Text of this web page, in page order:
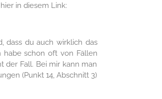
in diesem Link:
dass du auch wirklich das
habe schon oft von Fällen
der Fall. Bei mir kann man
(Punkt 14, Abschnitt 3)